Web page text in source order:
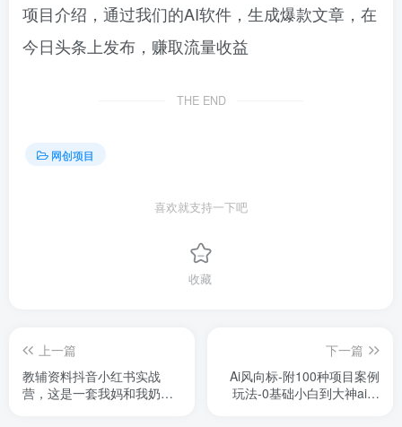
项目介绍，通过我们的AI软件，生成爆款文章，在
今日头条上发布，赚取流量收益
THE END
网创项目
喜欢就支持一下吧
收藏
上一篇
教辅资料抖音小红书实战
营，这是一套我妈和我奶看
下一篇
Ai风向标-附100种项目案例
玩法-0基础小白到大神ai视